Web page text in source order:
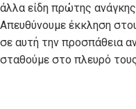
άλλα είδη πρώτης
Απευθύνουμε έκκληση
σε αυτή την προσπάθεια
σταθούμε στο πλευρό